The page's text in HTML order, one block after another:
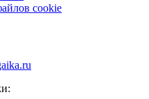
cookie